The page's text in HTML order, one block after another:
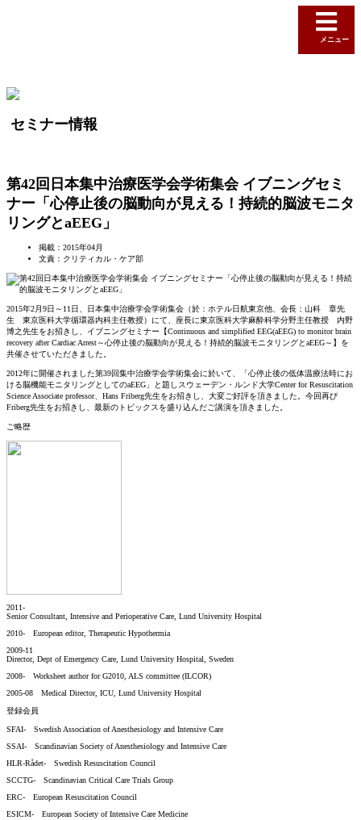
メニュー
セミナー情報
第42回日本集中治療医学会学術集会 イブニングセミ
ナー「心停止後の脳動向が見える！持続的脳波モニタ
リングとaEEG」
掲載：2015年04月
文責：クリティカル・ケア部
2015年2月9日～11日、日本集中治療学会学術集会（於：ホテル日航東京他、会長：山科 章先
生 東京医科大学循環器内科主任教授）にて、座長に東京医科大学麻酔科学分野主任教授 内野
博之先生をお招きし、イブニングセミナー【Continuous and simplified EEG(aEEG) to monitor brain
recovery after Cardiac Arrest～心停止後の脳動向が見える！持続的脳波モニタリングとaEEG～】を
共催させていただきました。
2012年に開催されました第39回集中治療学会学術集会に於いて、「心停止後の低体温療法時にお
ける脳機能モニタリングとしてのaEEG」と題しスウェーデン・ルンド大学Center for Resuscitation
Science Associate professor、Hans Friberg先生をお招きし、大変ご好評を頂きました。今回再び
Friberg先生をお招きし、最新のトピックスを盛り込んだご講演を頂きました。
ご略歴
2011-
Senior Consultant, Intensive and Perioperative Care, Lund University Hospital
2010- European editor, Therapeutic Hypothermia
2009-11
Director, Dept of Emergency Care, Lund University Hospital, Sweden
2008- Worksheet author for G2010, ALS committee (ILCOR)
2005-08 Medical Director, ICU, Lund University Hospital
登録会員
SFAI- Swedish Association of Anesthesiology and Intensive Care
SSAI- Scandinavian Society of Anesthesiology and Intensive Care
HLR-Rådet- Swedish Resuscitation Council
SCCTG- Scandinavian Critical Care Trials Group
ERC- European Resuscitation Council
ESICM- European Society of Intensive Care Medicine